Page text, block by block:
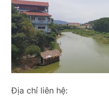
Địa chỉ liên hệ: